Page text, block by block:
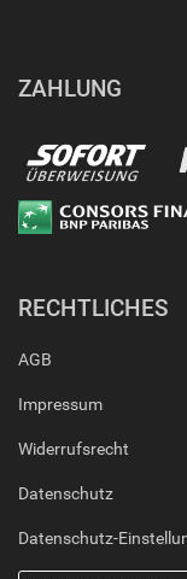
ZAHLUNG
RECHTLICHES
AGB
Impressum
Widerrufsrecht
Datenschutz
Datenschutz-